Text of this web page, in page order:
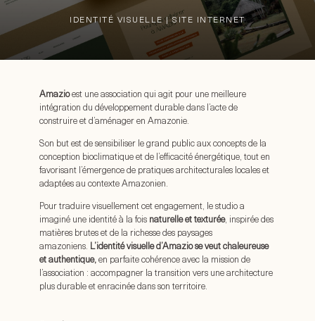
IDENTITÉ VISUELLE | SITE INTERNET
Amazioest une association qui agit pour une meilleure
intégration du développement durable dans l’acte de
construire et d’aménager en Amazonie.
Son but est de sensibiliser le grand public aux concepts de la
conception bioclimatique et de l’efficacité énergétique, tout en
favorisant l’émergence de pratiques architecturales locales et
adaptées au contexte Amazonien.
Pour traduire visuellement cet engagement, le studio a
imaginé une identité à la fois naturelle et texturée, inspirée des
matières brutes et de la richesse des paysages
amazoniens. L’identité visuelle d’Amazio se veut chaleureuse
et authentique, en parfaite cohérence avec la mission de
l’association : accompagner la transition vers une architecture
plus durable et enracinée dans son territoire.